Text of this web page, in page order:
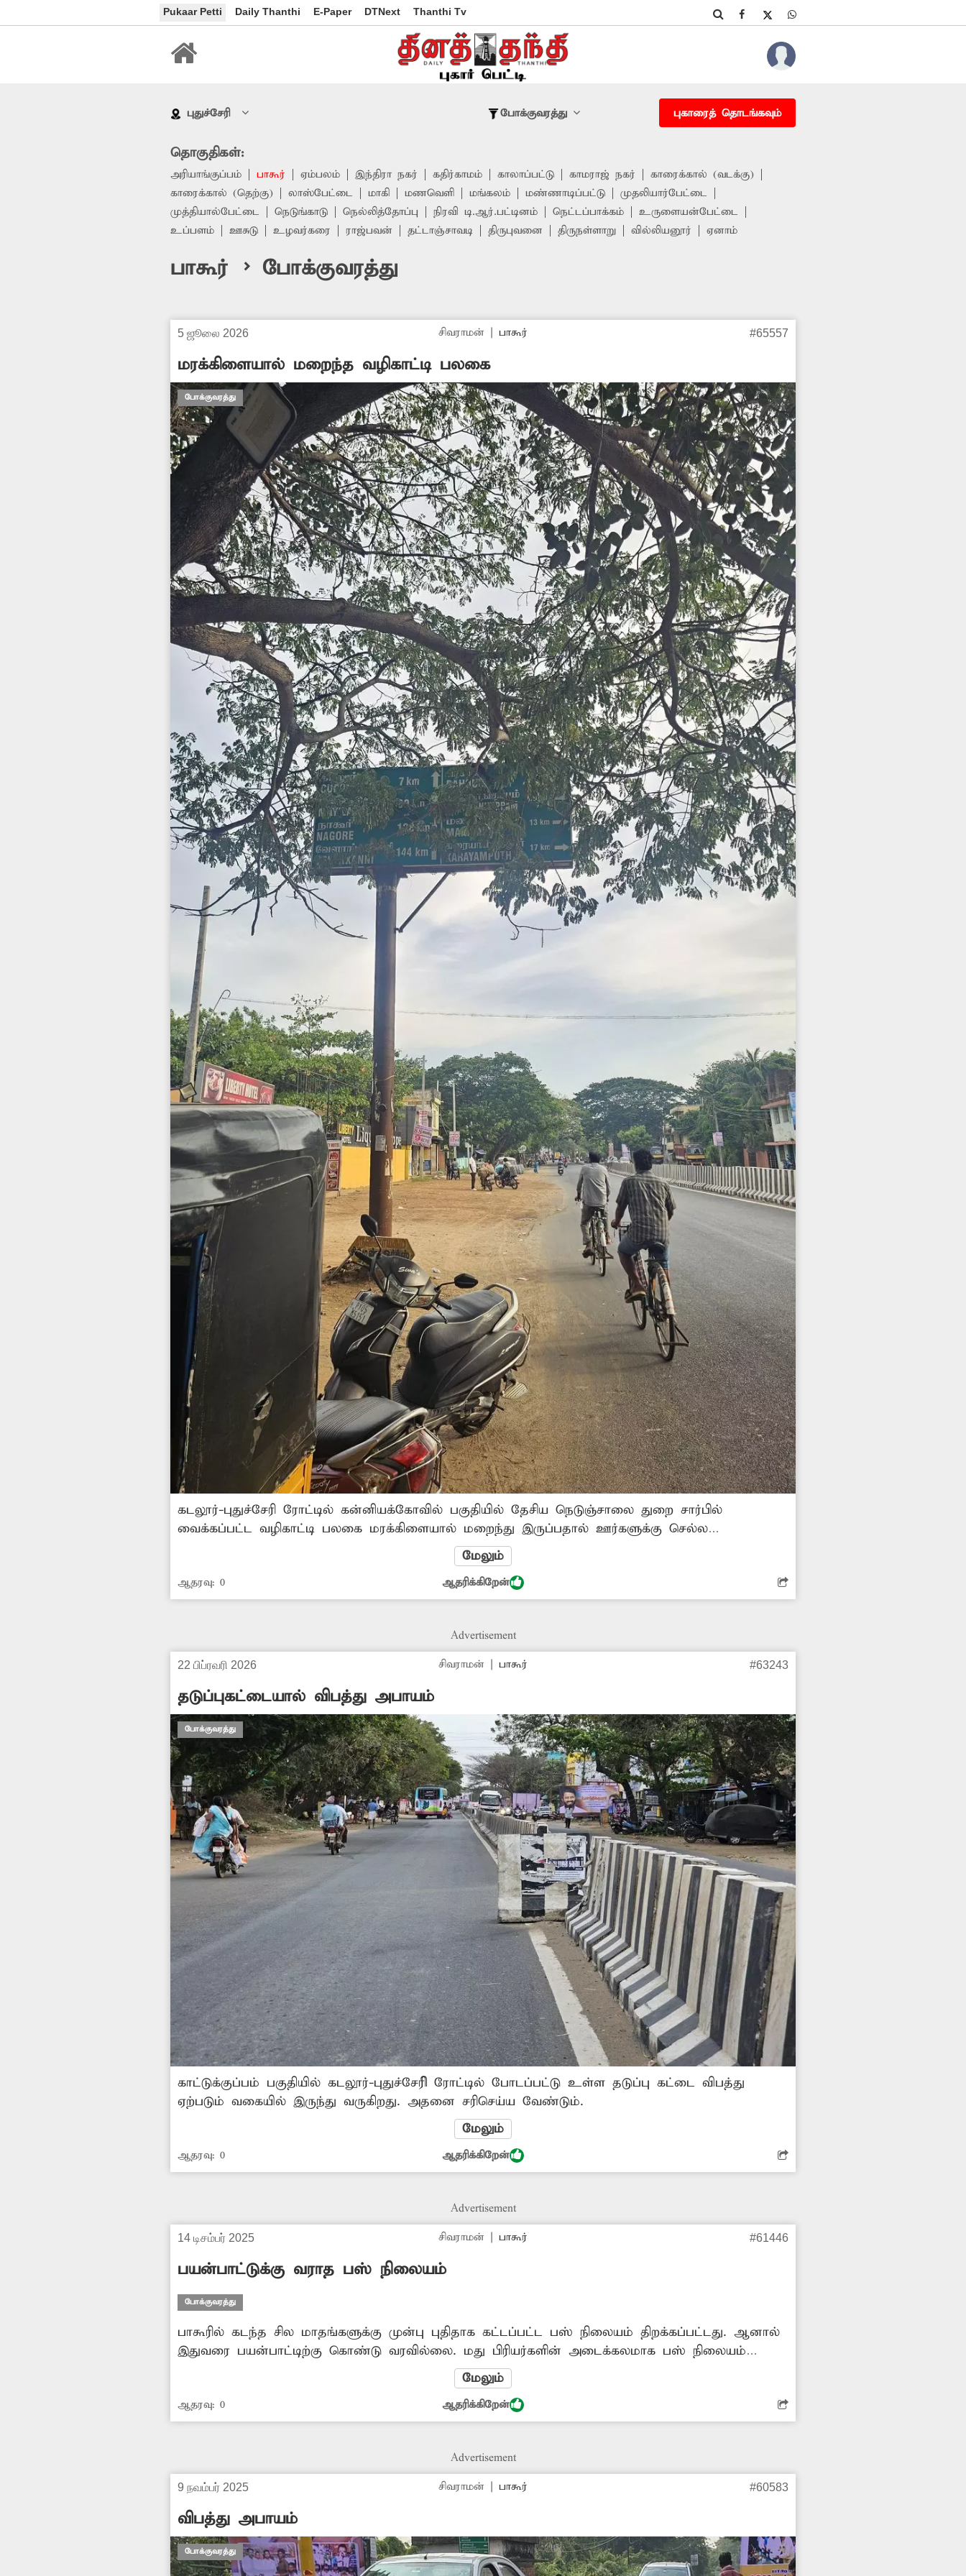
Pukaar Petti Daily Thanthi E-Paper DTNext Thanthi Tv
புதுச்சேரி போக்குவரத்து புகாரைத் தொடங்கவும்
தொகுதிகள்:
அரியாங்குப்பம் பாகூர் ஏம்பலம் இந்திரா நகர் கதிர்காமம் காலாப்பட்டு காமராஜ் நகர்
காரைக்கால் (வடக்கு)
காரைக்கால் (தெற்கு)
லாஸ்பேட்டை மாகி மணவெளி மங்கலம் மண்ணாடிப்பட்டு
முதலியார்பேட்டை
முத்தியால்பேட்டை
நெடுங்காடு நெல்லித்தோப்பு நிரவி டி.ஆர்.பட்டினம் நெட்டப்பாக்கம்
உருளையன்பேட்டை
உப்பளம்
ஊசுடு உழவர்கரை ராஜ்பவன் தட்டாஞ்சாவடி திருபுவனை திருநள்ளாறு வில்லியனூர் ஏனாம்
பாகூர் > போக்குவரத்து
5 ஜூலை 2026 சிவராமன் பாகூர் #65557
மரக்கிளையால் மறைந்த வழிகாட்டி பலகை
போக்குவரத்து
கடலூர்-புதுச்சேரி ரோட்டில் கன்னியக்கோவில் பகுதியில் தேசிய நெடுஞ்சாலை துறை சார்பில்
வைக்கப்பட்ட வழிகாட்டி பலகை மரக்கிளையால் மறைந்து இருப்பதால் ஊர்களுக்கு செல்ல
வழிதெரியாமல் வாகன ஓட்டிகள் அவதியடைந்து வருகின்றனர். அதனை அகற்றி வழிகாட்டி பலகை
மேலும்
ஆதரவு: 0 ஆதரிக்கிறேன்
Advertisement
22 பிப்ரவரி 2026 சிவராமன் பாகூர் #63243
தடுப்புகட்டையால் விபத்து அபாயம்
போக்குவரத்து
காட்டுக்குப்பம் பகுதியில் கடலூர்-புதுச்சேரிி ரோட்டில் போடப்பட்டு உள்ள தடுப்பு கட்டை விபத்து
ஏற்படும் வகையில் இருந்து வருகிறது. அதனை சரிசெய்ய வேண்டும்.
மேலும்
ஆதரவு: 0 ஆதரிக்கிறேன்
Advertisement
14 டிசம்பர் 2025 சிவராமன் பாகூர் #61446
பயன்பாட்டுக்கு வராத பஸ் நிலையம்
போக்குவரத்து
பாகூரில் கடந்த சில மாதங்களுக்கு முன்பு புதிதாக கட்டப்பட்ட பஸ் நிலையம் திறக்கப்பட்டது. ஆனால்
இதுவரை பயன்பாட்டிற்கு கொண்டு வரவில்லை. மது பிரியர்களின் அடைக்கலமாக பஸ் நிலையம்
மாறியுள்ளது. பஸ் நிலையத்துக்கு பஸ்கள் வந்து செல்ல அதிகாரிகள் நடவடிக்கை எடுப்பார்களா?
மேலும்
ஆதரவு: 0 ஆதரிக்கிறேன்
Advertisement
9 நவம்பர் 2025 சிவராமன் பாகூர் #60583
விபத்து அபாயம்
போக்குவரத்து